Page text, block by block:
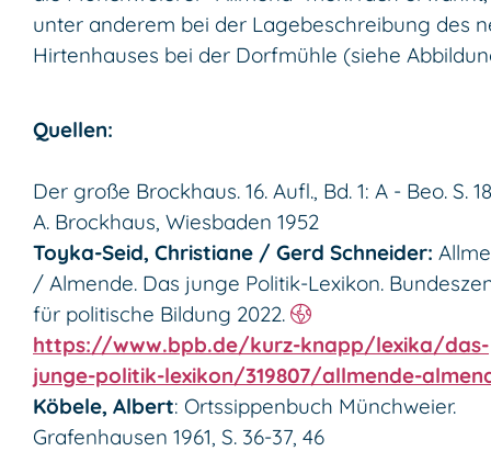
unter anderem bei der Lagebeschreibung des
Hirtenhauses bei der Dorfmühle (siehe
Quellen:
Der große Brockhaus. 16. Aufl., Bd. 1: A - Beo. S.
A. Brockhaus, Wiesbaden 1952
Toyka-Seid, Christiane / Gerd Schneider:
/ Almende. Das junge Politik-Lexikon.
für politische Bildung 2022.
https://www.bpb.de/kurz-knapp/lexika/das-
junge-politik-lexikon/319807/allmende-
Köbele, Albert: Ortssippenbuch Münchweier.
Grafenhausen 1961, S. 36-37, 46